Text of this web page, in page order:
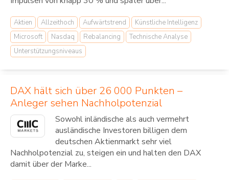
Aktien Allzeithoch Aufwärtstrend
Künstliche Intelligenz
Microsoft
Nasdaq Rebalancing
Technische Analyse
Unterstützungsniveaus
DAX hält sich über 26 000 Punkten –
Anleger sehen Nachholpotenzial
Sowohl inländische als auch vermehrt
ausländische Investoren billigen dem
deutschen Aktienmarkt sehr viel
Nachholpotenzial zu, steigen ein und halten den DAX
damit über der Marke...